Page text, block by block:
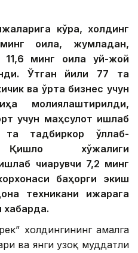
кўра, холдинг
оила, жумладан,
11,6 минг оила уй-жой
Ўтган йили 77 та
ва ўрта бизнес учун
молиялаштирилди,
учун маҳсулот ишлаб
та тадбиркор қўллаб-
Қишлоқ хўжалиги
чиқарувчи 7,2 минг
баҳорги экиш
техникани ижарага
холдингининг амалга
ва янги узоқ муддатли